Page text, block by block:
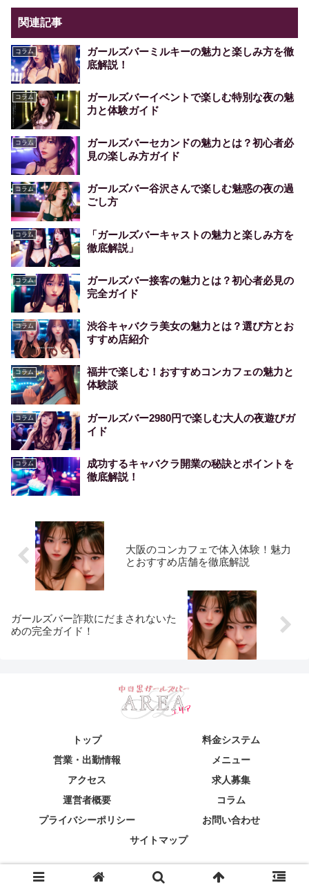
関連記事
コラム
ガールズバーミルキーの魅力と楽しみ方を徹
底解説！
コラム
ガールズバーイベントで楽しむ特別な夜の魅
力と体験ガイド
コラム
ガールズバーセカンドの魅力とは？初心者必
見の楽しみ方ガイド
コラム
ガールズバー谷沢さんで楽しむ魅惑の夜の過
ごし方
コラム
「ガールズバーキャストの魅力と楽しみ方を
徹底解説」
コラム
ガールズバー接客の魅力とは？初心者必見の
完全ガイド
コラム
渋谷キャバクラ美女の魅力とは？選び方とお
すすめ店紹介
コラム
福井で楽しむ！おすすめコンカフェの魅力と
体験談
コラム
ガールズバー2980円で楽しむ大人の夜遊びガ
イド
コラム
成功するキャバクラ開業の秘訣とポイントを
徹底解説！
大阪のコンカフェで体入体験！魅力
とおすすめ店舗を徹底解説
ガールズバー詐欺にだまされないた
めの完全ガイド！
トップ
料金システム
営業・出勤情報
メニュー
アクセス
求人募集
運営者概要
コラム
プライバシーポリシー
お問い合わせ
サイトマップ
© 2024 中目黒ガールズバー＆カラオケバーAREA(エリア)中目黒